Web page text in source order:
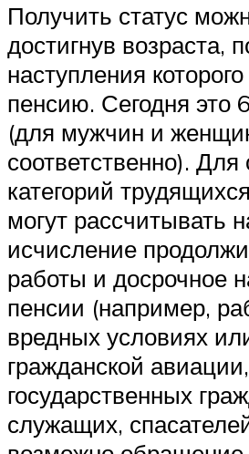
Получить статус
достигнув возраста,
наступления
пенсию. Сегодня это
(для мужчин и
соответственно).
категорий
могут рассчитывать
исчисление
работы и досрочное
пенсии (например,
вредных условиях
гражданской авиации,
государственных
служащих,